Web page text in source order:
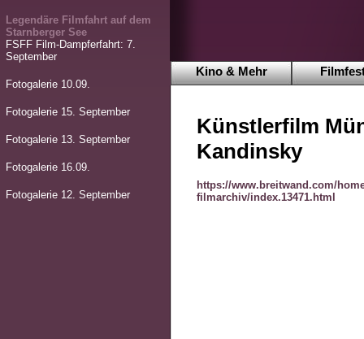
Legendäre Filmfahrt auf dem
Starnberger See
FSFF Film-Dampferfahrt: 7.
September
Fotogalerie 10.09.
Fotogalerie 15. September
Fotogalerie 13. September
Fotogalerie 16.09.
Fotogalerie 12. September
Kino & Mehr
Künstlerfilm
Kandinsky
https://www.breitwand.com/
filmarchiv/index.13471.html